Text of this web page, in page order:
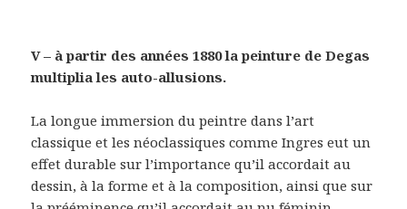
V – à partir des années 1880 la peinture de Degas
multiplia les auto-allusions.
La longue immersion du peintre dans l’art
classique et les néoclassiques comme Ingres eut un
effet durable sur l’importance qu’il accordait au
dessin, à la forme et à la composition, ainsi que sur